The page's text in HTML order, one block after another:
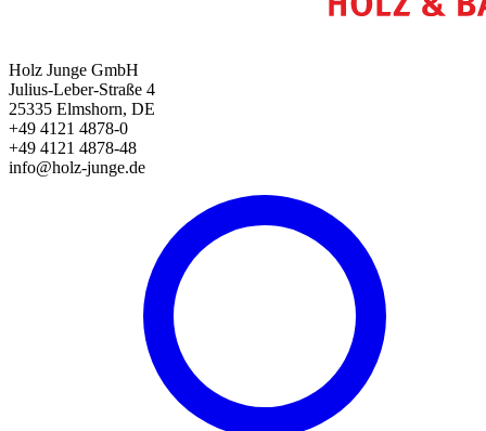
Holz Junge GmbH
Julius-Leber-Straße 4
25335 Elmshorn, DE
+49 4121 4878-0
+49 4121 4878-48
info@holz-junge.de